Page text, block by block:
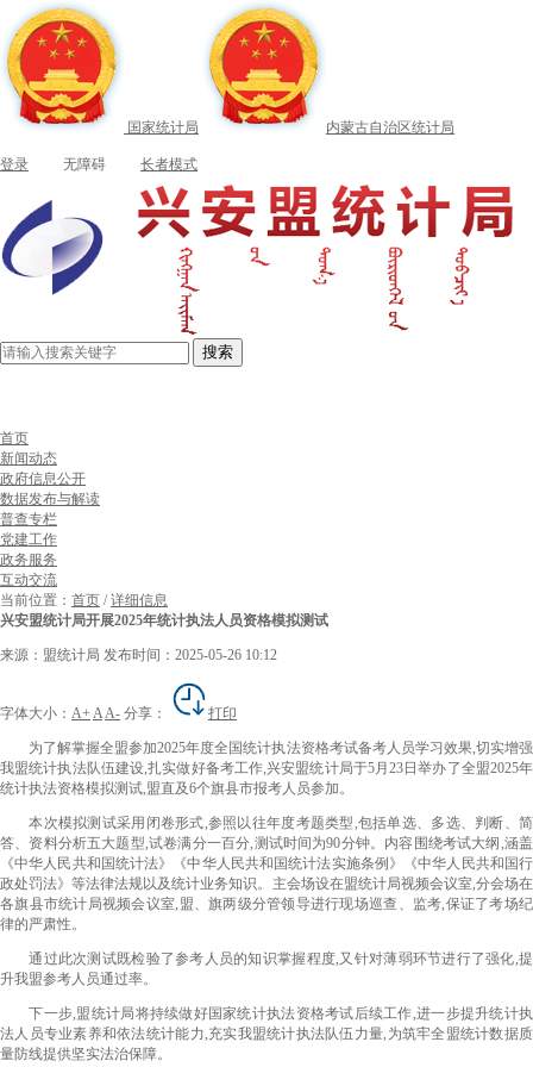
国家统计局 内蒙古自治区统计局
登录 无障碍 长者模式
搜索
首页
新闻动态
政府信息公开
数据发布与解读
普查专栏
党建工作
政务服务
互动交流
当前位置： 首页 /详细信息
兴安盟统计局开展2025年统计执法人员资格模拟测试
来源：盟统计局 发布时间：2025-05-26 10:12
字体大小： A+ AA- 分享： 打印
为了解掌握全盟参加2025年度全国统计执法资格考试备考人员学习效果,切实增强
我盟统计执法队伍建设,扎实做好备考工作,兴安盟统计局于5月23日举办了全盟2025年
统计执法资格模拟测试,盟直及6个旗县市报考人员参加。
本次模拟测试采用闭卷形式,参照以往年度考题类型,包括单选、多选、判断、简
答、资料分析五大题型,试卷满分一百分,测试时间为90分钟。内容围绕考试大纲,涵盖
《中华人民共和国统计法》
《中华人民共和国统计法实施条例》
《中华人民共和国行
政处罚法》等法律法规以及统计业务知识。主会场设在盟统计局视频会议室,分会场在
各旗县市统计局视频会议室,盟、旗两级分管领导进行现场巡查、监考,保证了考场纪
律的严肃性。
通过此次测试既检验了参考人员的知识掌握程度,又针对薄弱环节进行了强化,提
升我盟参考人员通过率。
下一步,盟统计局将持续做好国家统计执法资格考试后续工作,进一步提升统计执
法人员专业素养和依法统计能力,充实我盟统计执法队伍力量,为筑牢全盟统计数据质
量防线提供坚实法治保障。